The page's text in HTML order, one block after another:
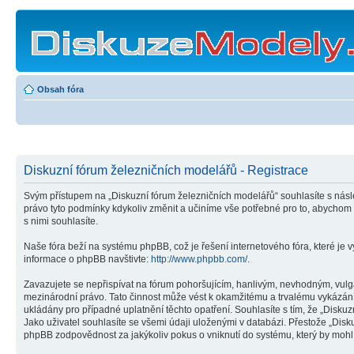
Obsah fóra
Diskuzní fórum železničních modelářů - Registrace
Svým přístupem na „Diskuzní fórum železničních modelářů“ souhlasíte s
právo tyto podmínky kdykoliv změnit a učiníme vše potřebné pro to,
s nimi souhlasíte.
Naše fóra beží na systému phpBB, což je řešení internetového fóra, které je
informace o phpBB navštivte: http://www.phpbb.com/.
Zavazujete se nepřispívat na fórum pohoršujícím, hanlivým, nevhodným,
mezinárodní právo. Tato činnost může vést k okamžitému a trvalému
ukládány pro případné uplatnění těchto opatření. Souhlasíte s tím, že
Jako uživatel souhlasíte se všemi údaji uloženými v databázi. Přestože
phpBB zodpovědnost za jakýkoliv pokus o vniknutí do systému, který by